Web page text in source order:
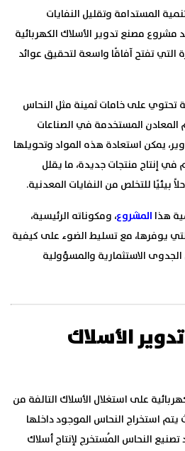
المستدامة وتقليل النفايات
مشروع مصنع تدوير الأسلاك الكهربائية
التي تفتح آفاقًا واسعة لتحقيق عوائد
تحتوي على خامات ثمينة مثل النحاس
المعادن المستخدمة في الصناعات
يمكن استعادة هذه المواد وتحويلها
في إنتاج منتجات جديدة، ما يقلل
بيئيًا للتخلص من النفايات المعدنية.
هذا المشروع، ومكوناته الرئيسية،
يوفرها، مع تسليط الضوء على كيفية
الاستثمارية والمسؤولية
الأسلاك
على استغلال الأسلاك التالفة من
يتم استخراج النحاس الموجود داخلها
النحاس المُستخرج لإنتاج أسلاك